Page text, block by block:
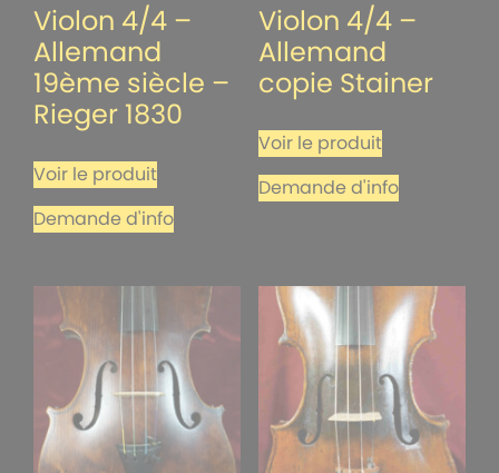
Violon 4/4 –
Allemand
19ème siècle –
Rieger 1830
Voir le produit
Demande d'info
Violon 4/4 –
Allemand
copie Stainer
Voir le produit
Demande d'info